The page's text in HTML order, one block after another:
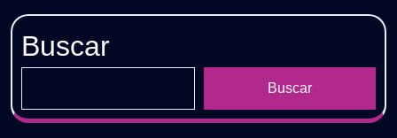
Buscar
Buscar